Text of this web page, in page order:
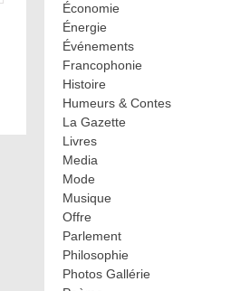
Économie
Énergie
Événements
Francophonie
Histoire
Humeurs & Contes
La Gazette
Livres
Media
Mode
Musique
Offre
Parlement
Philosophie
Photos Gallérie